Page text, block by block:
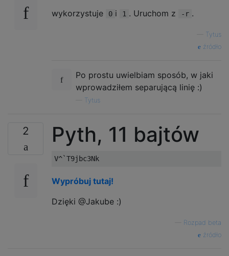
.X.
X..
X.X
...
...
wykorzystuje 0 i 1 . Uruchom z -r .
Tytus
źródło
Po prostu uwielbiam sposób, w jaki
wprowadziłem separującą linię :)
Tytus
2 Pyth, 11 bajtów
Wypróbuj tutaj!
Dzięki @Jakube :)
Rozpad beta
źródło